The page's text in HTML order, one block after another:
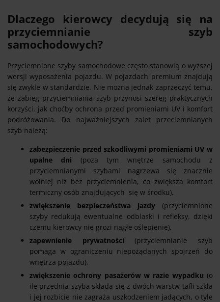
Dlaczego kierowcy decydują się na
przyciemnianie szyb
samochodowych?
Przyciemnione szyby samochodowe często stanowią o wyższej
wersji wyposażenia pojazdu. W pojazdach premium znajdują
się zwykle w standardzie. Nie można jednak zaprzeczyć temu,
że zabieg przyciemniania szyb przynosi szereg praktycznych
korzyści, jak choćby ochrona przed promieniami UV i komfort
podróżowania. Do najważniejszych zalet przeciemnianych
szyb należą:
zabezpieczenie przed szkodliwymi promieniami UV w
upalne dni (poza tym wnętrze samochodu z
przyciemnianymi szybami nagrzewa się znacznie
wolniej niż bez przyciemnienia, co zwiększa komfort
termiczny osób znajdujących się w środku),
zwiększenie bezpieczeństwa jazdy (przyciemnione
szyby redukują ewentualne odblaski i refleksy, dzięki
czemu kierowcy nie grozi nagłe oślepienie),
zapewnienie prywatności (przyciemnianie szyb
pomaga w ograniczeniu niepożądanych spojrzeń do
wnętrza pojazdu),
zwiększenie ochrony pasażerów w razie wypadku (o
ile przednia szyba składa się z dwóch warstw tafli szkła
i jej rozbicie nie zagraża uszkodzeniem jadących, o tyle